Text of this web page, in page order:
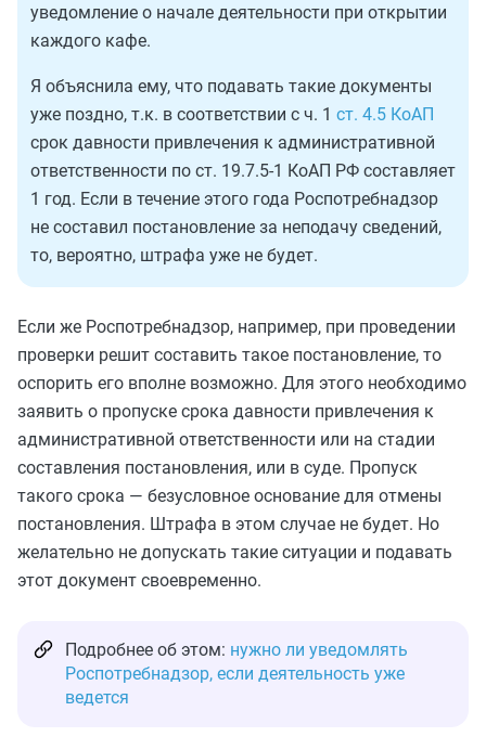
уведомление о начале деятельности при открытии
каждого кафе.
Я объяснила ему, что подавать такие документы
уже поздно, т.к. в соответствии с ч. 1 ст. 4.5 КоАП
срок давности привлечения к административной
ответственности по ст. 19.7.5-1 КоАП РФ составляет
1 год. Если в течение этого года Роспотребнадзор
не составил постановление за неподачу сведений,
то, вероятно, штрафа уже не будет.
Если же Роспотребнадзор, например, при проведении
проверки решит составить такое постановление, то
оспорить его вполне возможно. Для этого необходимо
заявить о пропуске срока давности привлечения к
административной ответственности или на стадии
составления постановления, или в суде. Пропуск
такого срока — безусловное основание для отмены
постановления. Штрафа в этом случае не будет. Но
желательно не допускать такие ситуации и подавать
этот документ своевременно.
Подробнее об этом: нужно ли уведомлять
Роспотребнадзор, если деятельность уже
ведется